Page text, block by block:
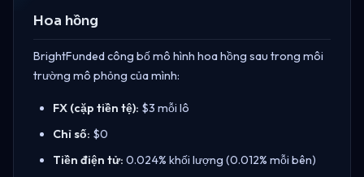
Hoa hồng
BrightFunded công bố mô hình hoa hồng sau trong môi
trường mô phỏng của mình:
FX (cặp tiền tệ): $3 mỗi lô
Chỉ số: $0
Tiền điện tử: 0.024% khối lượng (0.012% mỗi bên)